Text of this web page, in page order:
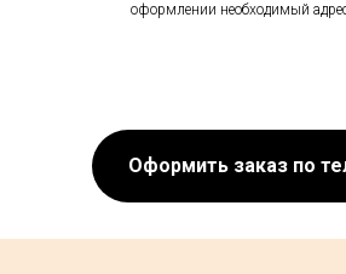
оформлении необходимый
Оформить заказ по